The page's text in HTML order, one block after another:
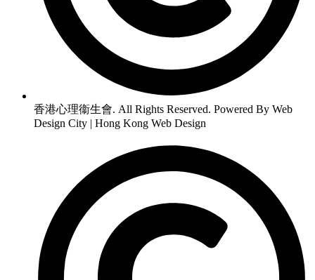
香港心理衞生會. All Rights Reserved. Powered By Web
Design City | Hong Kong Web Design